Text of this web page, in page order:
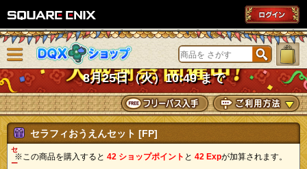
DQXショップ
8月25日（火）10:49 まで
ニューを閉じる
セラフィおうえんセット [FP]
※この商品を購入すると 42 ショップポイント と 42 Expが加算されます。
セ
ー